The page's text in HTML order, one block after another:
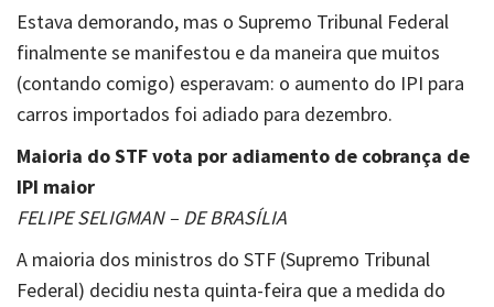
Estava demorando, mas o Supremo Tribunal Federal
finalmente se manifestou e da maneira que muitos
(contando comigo) esperavam: o aumento do IPI para
carros importados foi adiado para dezembro.
Maioria do STF vota por adiamento de cobrança de
IPI maior
FELIPE SELIGMAN – DE BRASÍLIA
A maioria dos ministros do STF (Supremo Tribunal
Federal) decidiu nesta quinta-feira que a medida do